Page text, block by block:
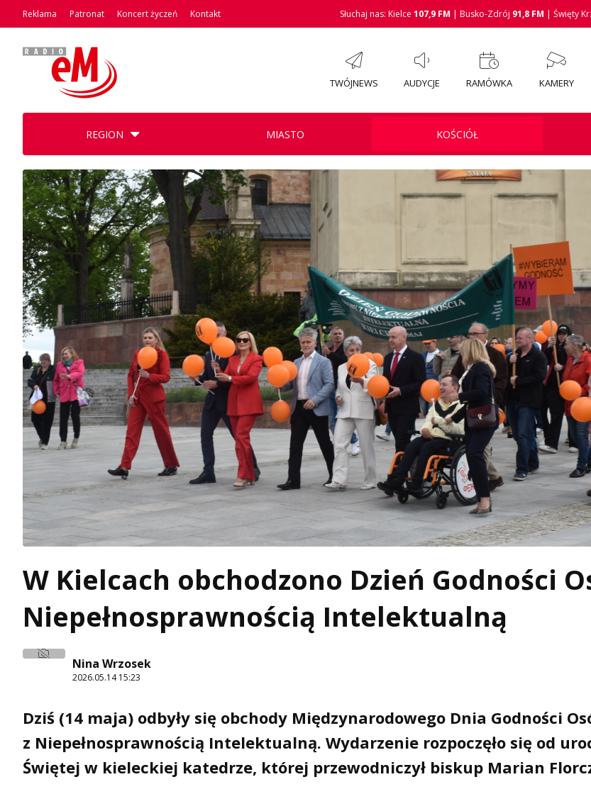
Reklama Patronat Koncert życzeń Kontakt Słuchaj nas: Kielce 107,9 FM | Busko-Zdrój 91,8 FM | Święty
TWÓJNEWS AUDYCJE RAMÓWKA KAMERY
REGION MIASTO KOŚCIÓŁ
W Kielcach obchodzono Dzień Godności
Niepełnosprawnością Intelektualną
Nina Wrzosek
2026.05.14 15:23
Dziś (14 maja) odbyły się obchody Międzynarodowego Dnia Godności
z Niepełnosprawnością Intelektualną. Wydarzenie rozpoczęło się od
Świętej w kieleckiej katedrze, której przewodniczył biskup Marian